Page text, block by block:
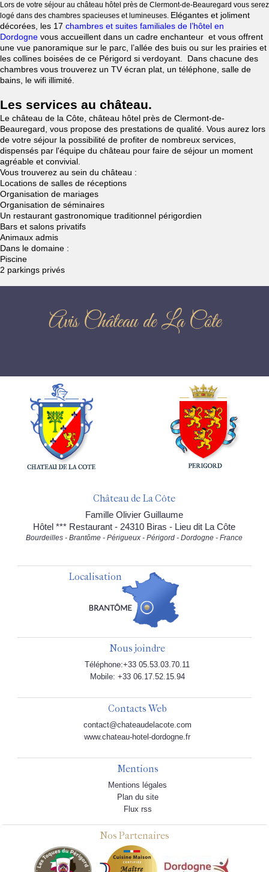
Lors de votre séjour au château hôtel près de Clermont-de-Beauregard vous serez
logé dans des chambres spacieuses et lumineuses. Elégantes et joliment
décorées, les 17 chambres et suites familiales de l’hôtel en
Dordogne vous accueillent dans un cadre enchanteur et vous offrent
une vue panoramique sur le parc, l’allée des buis ou sur les prairies et
les collines boisées de ce Périgord si verdoyant. Dans chacune des
chambres vous trouverez un TV écran plat, un téléphone, salle de
bains, le wifi illimité.
Les services au château.
Le château de la Côte, château hôtel près de Clermont-de-
Beauregard, vous propose des prestations de qualité. Vous aurez lors
de votre séjour la possibilité de profiter de nombreux services,
dispensés par l'équipe du château pour faire de séjour un moment
agréable et convivial.
Vous trouverez au sein du château :
Locations de salles de réceptions
Organisation de mariages
Organisation de séminaires
Un restaurant gastronomique traditionnel périgordien
Bars et salons privatifs
Animaux admis
Dans le domaine :
Piscine
2 parkings privés
Avis Château de La Côte
Château de La Côte
Famille Olivier Guillaume
Hôtel *** Restaurant - 24310 Biras - Lieu dit La Côte
Bourdeilles - Brantôme - Périgueux - Périgord - Dordogne - France
Localisation
Nous joindre
Téléphone:+33 05.53.03.70.11
Mobile: +33 06.17.52.15.94
Contacts Web
contact@chateaudelacote.com
www.chateau-hotel-dordogne.fr
Mentions
Mentions légales
Plan du site
Flux rss
Nos Partenaires